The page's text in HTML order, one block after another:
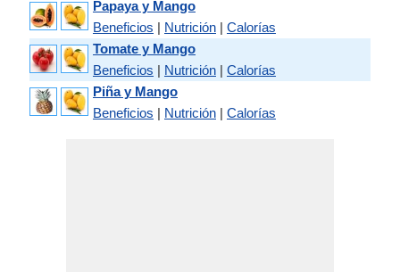
Papaya y Mango
Beneficios | Nutrición | Calorías
Tomate y Mango
Beneficios | Nutrición | Calorías
Piña y Mango
Beneficios | Nutrición | Calorías